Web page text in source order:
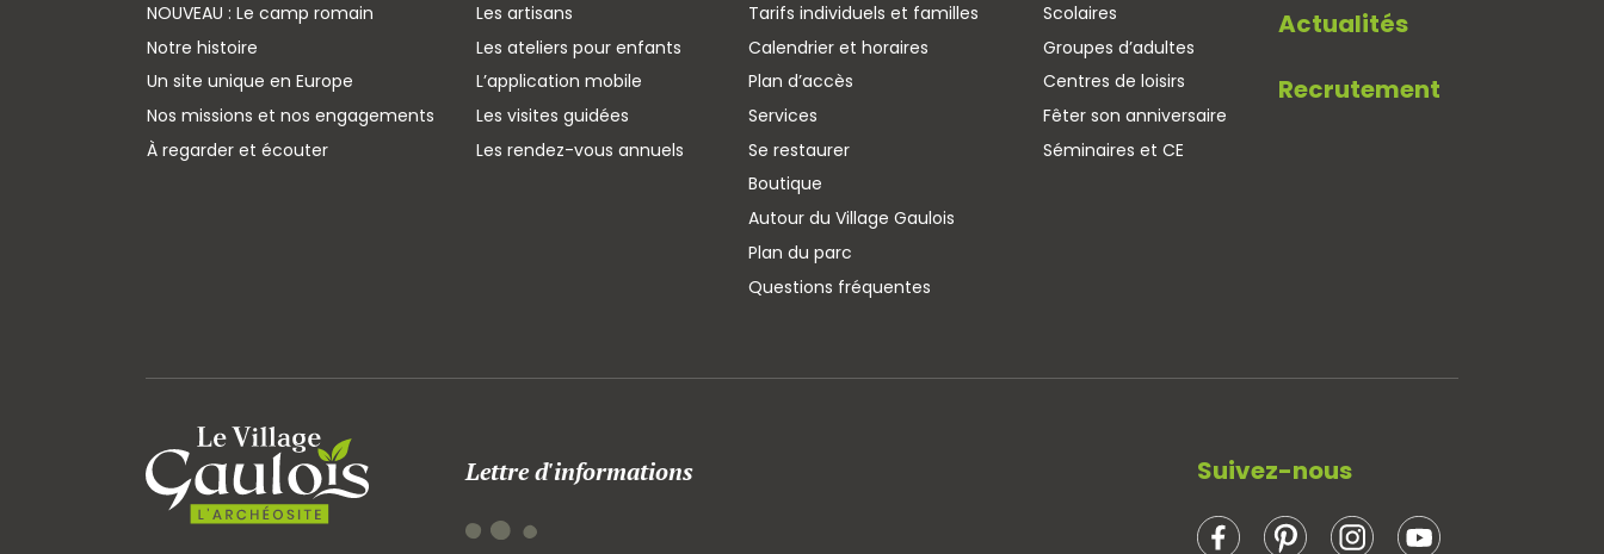
NOUVEAU : Le camp romain
Notre histoire
Un site unique en Europe
Nos missions et nos engagements
À regarder et écouter
Les artisans
Les ateliers pour enfants
L’application mobile
Les visites guidées
Les rendez-vous annuels
Tarifs individuels et familles
Calendrier et horaires
Plan d’accès
Services
Se restaurer
Boutique
Autour du Village Gaulois
Plan du parc
Questions fréquentes
Scolaires
Groupes d’adultes
Centres de loisirs
Fêter son anniversaire
Séminaires et CE
Actualités
Recrutement
Lettre d'informations Suivez-nous